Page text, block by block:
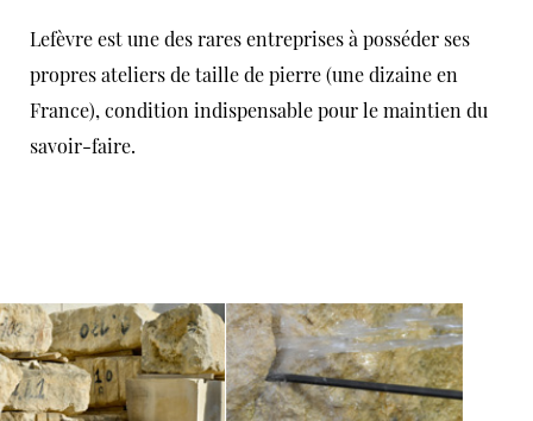
Lefèvre est une des rares entreprises à posséder ses
propres ateliers de taille de pierre (une dizaine en
France), condition indispensable pour le maintien du
savoir-faire.